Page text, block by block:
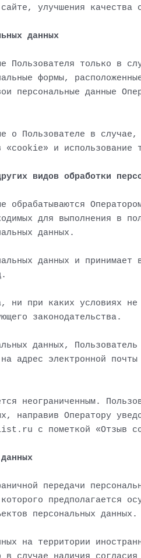
улучшения качества
данных
Пользователя только в
формы,
персональные данные
о Пользователе в
«cookie» и
видов обработки
обрабатываются
для выполнения в
данных.
данных и
ни при каких условиях
законодательства.
данных,
на адрес электронной
неограниченным.
направив Оператору
с пометкой «Отзыв
передачи
предполагается
персональных данных.
на территории